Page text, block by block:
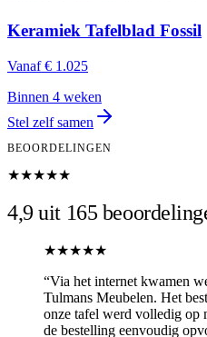
Keramiek Tafelblad Fossil
Vanaf € 1.025
Binnen 4 weken
Stel zelf samen
BEOORDELINGEN
★★★★★
4,9 uit 165
★★★★★
“Via het internet kwamen
Tulmans Meubelen. Het
onze tafel werd volledig op
de bestelling eenvoudig